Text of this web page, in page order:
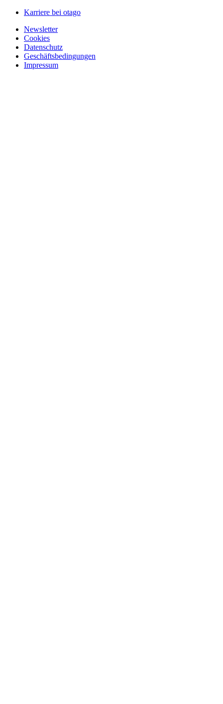
Karriere bei otago
Newsletter
Cookies
Datenschutz
Geschäftsbedingungen
Impressum